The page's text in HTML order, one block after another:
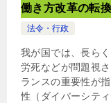
働き方改革の転
法令・行政
我が国では、長ら
労死などが問題視
ランスの重要性が
性（ダイバーシテ